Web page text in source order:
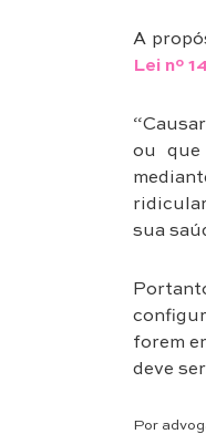
A
Lei nº
ou que
sua
forem
deve
Por